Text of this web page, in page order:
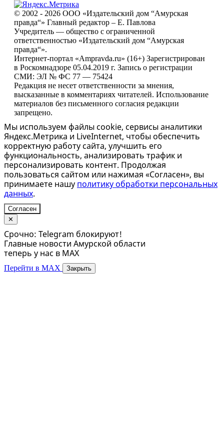
© 2002 - 2026 ООО «Издательский дом “Амурская
правда“» Главный редактор – Е. Павлова
Учредитель — общество с ограниченной
ответственностью «Издательский дом “Амурская
правда“».
Интернет-портал «Ampravda.ru» (16+) Зарегистрирован
в Роскомнадзоре 05.04.2019 г. Запись о регистрации
СМИ: ЭЛ № ФС 77 — 75424
Редакция не несет ответственности за мнения,
высказанные в комментариях читателей. Использование
материалов без письменного согласия редакции
запрещено.
Мы используем файлы cookie, сервисы аналитики
Яндекс.Метрика и LiveInternet, чтобы обеспечить
корректную работу сайта, улучшить его
функциональность, анализировать трафик и
персонализировать контент. Продолжая
пользоваться сайтом или нажимая «Согласен», вы
принимаете нашу политику обработки персональных
данных.
Согласен
✕
Срочно: Telegram блокируют!
Главные новости Амурской области
теперь у нас в MAX
Перейти в MAX Закрыть